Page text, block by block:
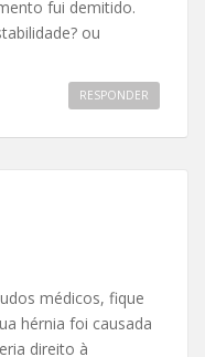
fui demitido.
ou
RESPONDER
médicos, fique
hérnia foi causada
direito à